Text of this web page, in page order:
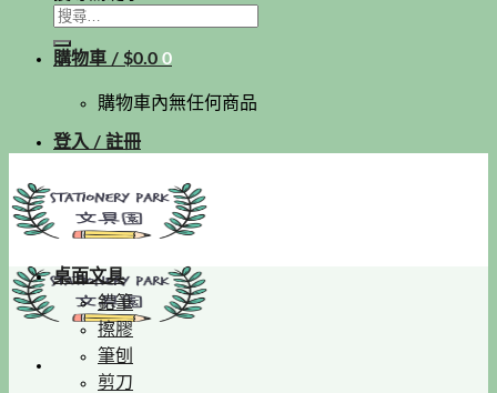
購物車 / $0.0 0
購物車內無任何商品
登入 / 註冊
桌面文具
鉛筆
擦膠
筆刨
剪刀